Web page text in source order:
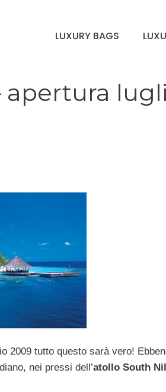
LUXURY BAGS
apertura
2009 tutto questo sarà vero!
nei pressi dell’atollo South